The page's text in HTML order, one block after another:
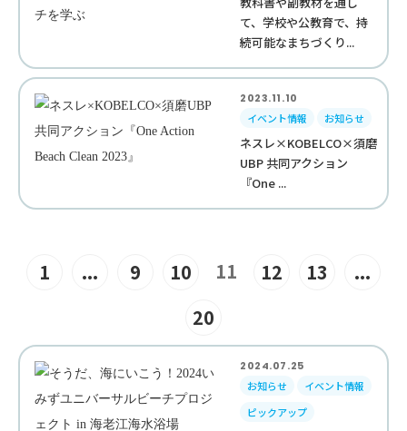
て、学校や公教育で、持
続可能なまちづくり...
2023.11.10
イベント情報
お知らせ
ネスレ×KOBELCO×須磨
UBP 共同アクション
『One ...
1 ... 9 10 11 12 13
...
20
2024.07.25
お知らせ
イベント情報
ピックアップ